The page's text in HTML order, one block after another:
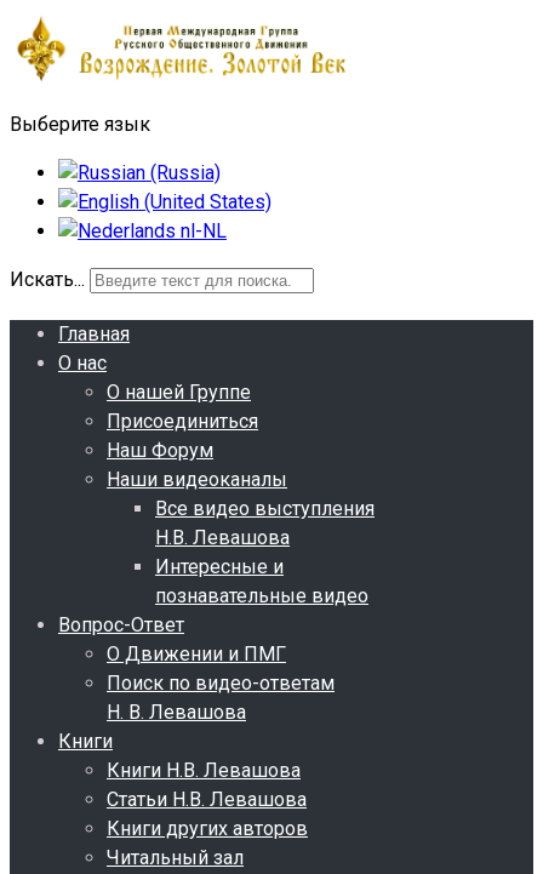
Выберите язык
Искать...
Главная
О нас
О нашей Группе
Присоединиться
Наш Форум
Наши видеоканалы
Все видео выступления
Н.В. Левашова
Интересные и
познавательные видео
Вопрос-Ответ
О Движении и ПМГ
Поиск по видео-ответам
Н. В. Левашова
Книги
Книги Н.В. Левашова
Статьи Н.В. Левашова
Книги других авторов
Читальный зал